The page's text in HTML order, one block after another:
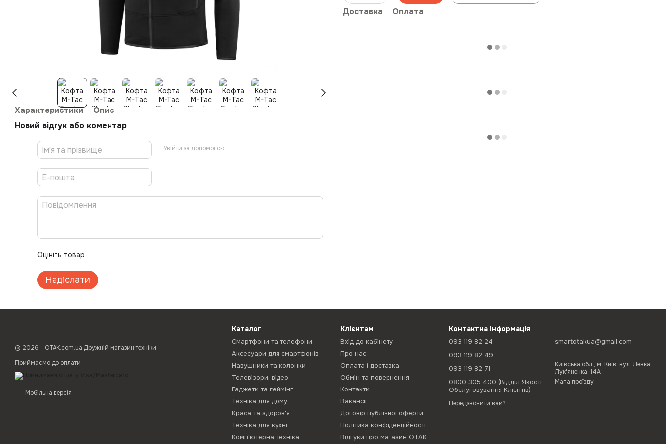
Характеристики
Опис
Новий відгук або коментар
Увійти за допомогою
Оцініть товар
Надіслати
Доставка Оплата
© 2026 - ОТАК.com.ua Дружній магазин техніки
Приймаємо до оплати
Мобільна версія
Каталог
Смартфони та телефони
Аксесуари для смартфонів
Навушники та колонки
Телевізори, відео
Гаджети та геймінг
Техніка для дому
Краса та здоров'я
Техніка для кухні
Комп'ютерна техніка
Клієнтам
Вхід до кабінету
Про нас
Оплата і доставка
Обмін та повернення
Контакти
Вакансії
Договір публічної оферти
Політика конфіденційності
Відгуки про магазин ОТАК
Контактна інформація
093 119 82 24
093 119 82 49
093 119 82 71
0800 305 400 (Відділ Якості
Обслуговування Клієнтів)
Передзвонити вам?
smartotakua@gmail.com
Київська обл., м. Київ, вул. Левка
Лук'яненка, 14А
Мапа проїзду